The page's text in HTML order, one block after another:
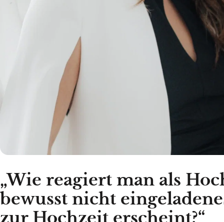
„Wie reagiert man als
bewusst nicht
zur Hochzeit erscheint?“